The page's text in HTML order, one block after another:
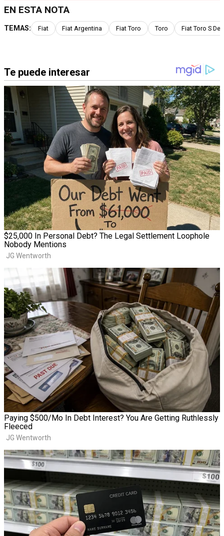
EN ESTA NOTA
TEMAS: Fiat Fiat Argentina Fiat Toro Toro Fiat Toro S